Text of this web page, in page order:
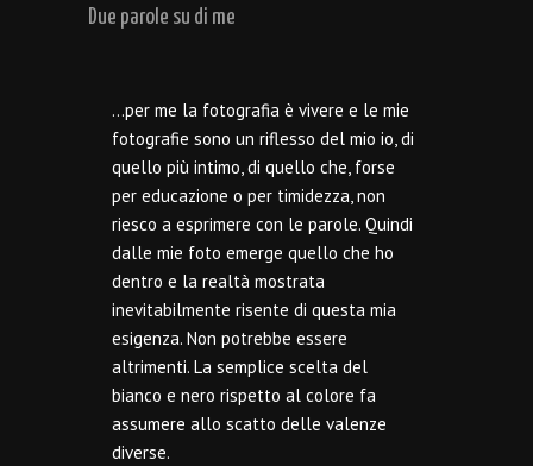
Due parole su di me
…per me la fotografia è vivere e le mie
fotografie sono un riflesso del mio io, di
quello più intimo, di quello che, forse
per educazione o per timidezza, non
riesco a esprimere con le parole. Quindi
dalle mie foto emerge quello che ho
dentro e la realtà mostrata
inevitabilmente risente di questa mia
esigenza. Non potrebbe essere
altrimenti. La semplice scelta del
bianco e nero rispetto al colore fa
assumere allo scatto delle valenze
diverse.